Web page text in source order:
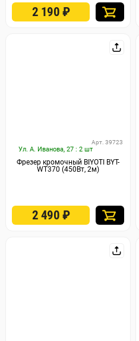
2 190 ₽
Ул. А. Иванова, 27 : 2 шт
Арт. 39723
Фрезер кромочный BIYOTI BYT-
WT370 (450Вт, 2м)
2 490 ₽